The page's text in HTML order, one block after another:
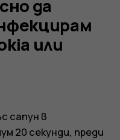
да
или
сапун в
20 секунди, преди